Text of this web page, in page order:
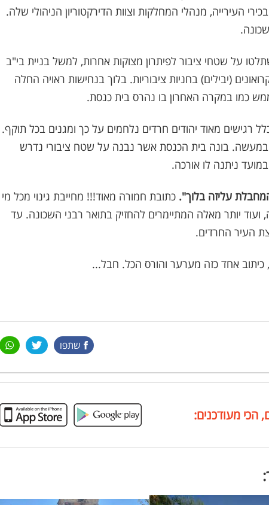
העירייה, מנהלי המחלקות וצוות הדירקטוריון הניהולי שלה.
על שטחי ציבור לפיתרון מצוקות אחרות, למשל בניית בי"ב
(יבילים) בחניות ציבוריות. בלוך בנחישות ראויה החלה
ממש כמו במקרה האחרון בו נהרס בית כנסת.
רגישים מאוד יהודים חרדים נלחמים על כך ומגנים בכל תוקף.
במעשה. בונה בית הכנסת אשר נבנה על שטח ציבורי נדרש
ניתנה לו אורכה.
עליזה בלוך". כתובת חמורה מאוד!!! מחייבת גינוי מכל מי
יותר מאלה המתיימרים להחזיק בתואר רבני השכונה. עד
העיר החרדים.
אחד כזה מערער והורס הכל. חבל...
שתפו
הכי מעודכנים: